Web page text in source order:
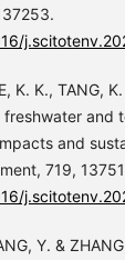
K. K., TANG,
and
and
719,
Y. &